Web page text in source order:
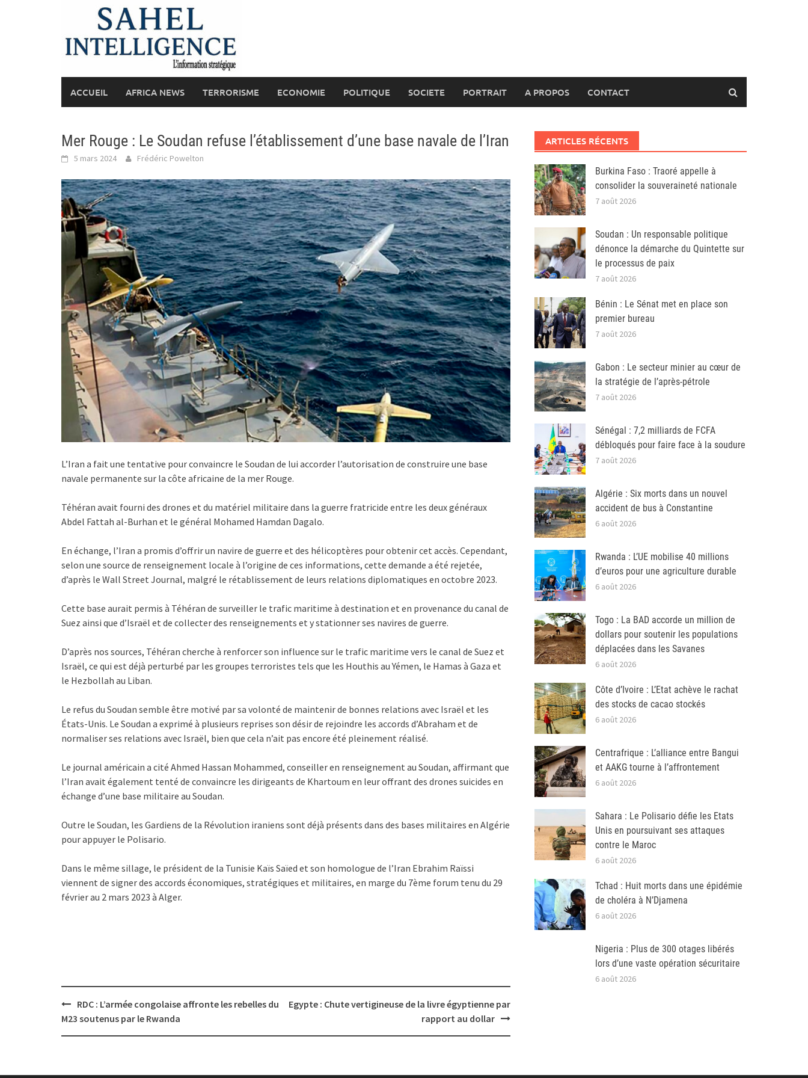
ACCUEIL AFRICA NEWS TERRORISME ECONOMIE POLITIQUE SOCIETE PORTRAIT A PROPOS CONTACT
Mer Rouge : Le Soudan refuse l’établissement d’une base navale de l’Iran
5 mars 2024 Frédéric Powelton
L’Iran a fait une tentative pour convaincre le Soudan de lui accorder l’autorisation de construire une base
navale permanente sur la côte africaine de la mer Rouge.
Téhéran avait fourni des drones et du matériel militaire dans la guerre fratricide entre les deux généraux
Abdel Fattah al-Burhan et le général Mohamed Hamdan Dagalo.
En échange, l’Iran a promis d’offrir un navire de guerre et des hélicoptères pour obtenir cet accès. Cependant,
selon une source de renseignement locale à l’origine de ces informations, cette demande a été rejetée,
d’après le Wall Street Journal, malgré le rétablissement de leurs relations diplomatiques en octobre 2023.
Cette base aurait permis à Téhéran de surveiller le trafic maritime à destination et en provenance du canal de
Suez ainsi que d’Israël et de collecter des renseignements et y stationner ses navires de guerre.
D’après nos sources, Téhéran cherche à renforcer son influence sur le trafic maritime vers le canal de Suez et
Israël, ce qui est déjà perturbé par les groupes terroristes tels que les Houthis au Yémen, le Hamas à Gaza et
le Hezbollah au Liban.
Le refus du Soudan semble être motivé par sa volonté de maintenir de bonnes relations avec Israël et les
États-Unis. Le Soudan a exprimé à plusieurs reprises son désir de rejoindre les accords d’Abraham et de
normaliser ses relations avec Israël, bien que cela n’ait pas encore été pleinement réalisé.
Le journal américain a cité Ahmed Hassan Mohammed, conseiller en renseignement au Soudan, affirmant que
l’Iran avait également tenté de convaincre les dirigeants de Khartoum en leur offrant des drones suicides en
échange d’une base militaire au Soudan.
Outre le Soudan, les Gardiens de la Révolution iraniens sont déjà présents dans des bases militaires en Algérie
pour appuyer le Polisario.
Dans le même sillage, le président de la Tunisie Kaïs Saïed et son homologue de l’Iran Ebrahim Raïssi
viennent de signer des accords économiques, stratégiques et militaires, en marge du 7ème forum tenu du 29
février au 2 mars 2023 à Alger.
Post
navigation
RDC : L’armée congolaise affronte les rebelles du
M23 soutenus par le Rwanda
Egypte : Chute vertigineuse de la livre égyptienne par
rapport au dollar
ARTICLES RÉCENTS
Burkina Faso : Traoré appelle à
consolider la souveraineté nationale
7 août 2026
Soudan : Un responsable politique
dénonce la démarche du Quintette sur
le processus de paix
7 août 2026
Bénin : Le Sénat met en place son
premier bureau
7 août 2026
Gabon : Le secteur minier au cœur de
la stratégie de l’après-pétrole
7 août 2026
Sénégal : 7,2 milliards de FCFA
débloqués pour faire face à la soudure
7 août 2026
Algérie : Six morts dans un nouvel
accident de bus à Constantine
6 août 2026
Rwanda : L’UE mobilise 40 millions
d’euros pour une agriculture durable
6 août 2026
Togo : La BAD accorde un million de
dollars pour soutenir les populations
déplacées dans les Savanes
6 août 2026
Côte d’Ivoire : L’Etat achève le rachat
des stocks de cacao stockés
6 août 2026
Centrafrique : L’alliance entre Bangui
et AAKG tourne à l’affrontement
6 août 2026
Sahara : Le Polisario défie les Etats
Unis en poursuivant ses attaques
contre le Maroc
6 août 2026
Tchad : Huit morts dans une épidémie
de choléra à N’Djamena
6 août 2026
Nigeria : Plus de 300 otages libérés
lors d’une vaste opération sécuritaire
6 août 2026